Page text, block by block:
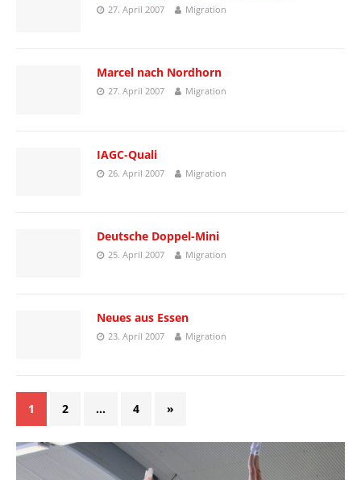
27. April 2007 Migration
Marcel nach Nordhorn
27. April 2007 Migration
IAGC-Quali
26. April 2007 Migration
Deutsche Doppel-Mini
25. April 2007 Migration
Neues aus Essen
23. April 2007 Migration
1 2 … 4 »